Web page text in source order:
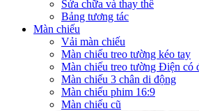
Sửa chữa và thay thế
Bảng tương tác
Màn chiếu
Vải màn chiếu
Màn chiếu treo tường kéo tay
Màn chiếu treo tường Điện có
Màn chiếu 3 chân di động
Màn chiếu phim 16:9
Màn chiếu cũ